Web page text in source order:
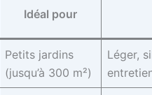
Idéal pour
Petits jardins
(jusqu’à 300 m²)
Léger,